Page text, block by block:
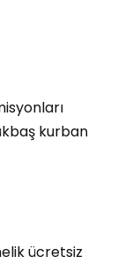
kurban
ücretsiz